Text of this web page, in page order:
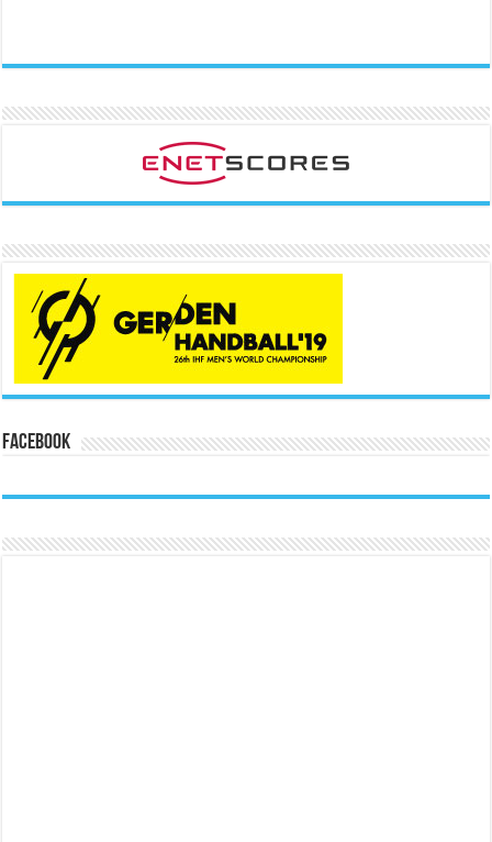
Facebook